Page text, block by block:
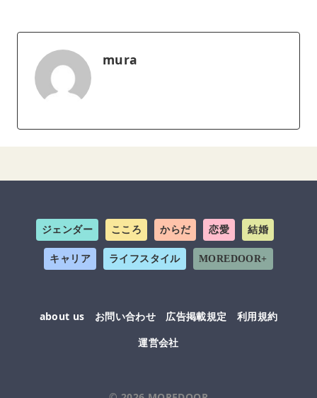
mura
ジェンダー こころ からだ 恋愛 結婚
キャリア ライフスタイル MOREDOOR+
about us お問い合わせ 広告掲載規定
利用規約
運営会社